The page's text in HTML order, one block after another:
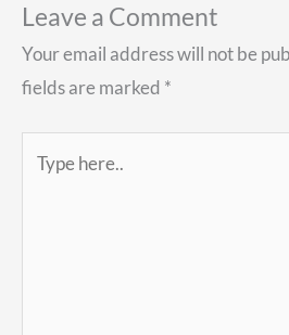
Leave a Comment
Your email address will not be
fields are marked *
here..